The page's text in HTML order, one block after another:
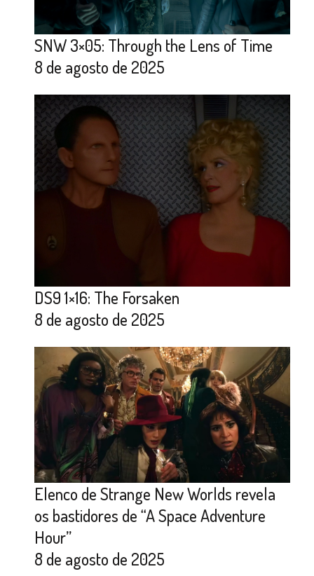
SNW 3×05: Through the Lens of Time
8 de agosto de 2025
DS9 1×16: The Forsaken
8 de agosto de 2025
Elenco de Strange New Worlds revela
os bastidores de “A Space Adventure
Hour”
8 de agosto de 2025